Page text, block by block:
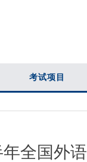
考试项目
全国外